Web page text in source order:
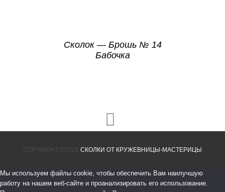
Сколок — Брошь № 14
Бабочка
COPYRIGHT ©2026 СКОЛКИ ОТ КРУЖЕВНИЦЫ-МАСТЕРИЦЫ
Мы используем файлы cookie, чтобы обеспечить Вам наилучшую
работу на нашем веб-сайте и проанализировать его использование.